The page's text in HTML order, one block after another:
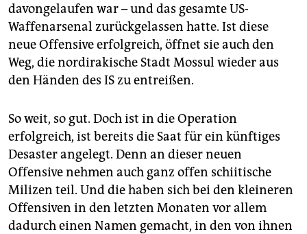
davongelaufen war – und das gesamte US-
Waffenarsenal zurückgelassen hatte. Ist diese
neue Offensive erfolgreich, öffnet sie auch den
Weg, die nordirakische Stadt Mossul wieder aus
den Händen des IS zu entreißen.
So weit, so gut. Doch ist in die Operation
erfolgreich, ist bereits die Saat für ein künftiges
Desaster angelegt. Denn an dieser neuen
Offensive nehmen auch ganz offen schiitische
Milizen teil. Und die haben sich bei den kleineren
Offensiven in den letzten Monaten vor allem
dadurch einen Namen gemacht, in den von ihnen